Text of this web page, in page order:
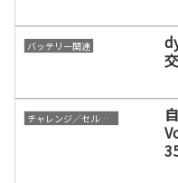
バッテリー関連
チャレンジ／セルフ修理